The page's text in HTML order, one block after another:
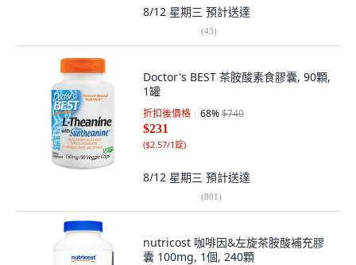
8/12 星期三 預計送達
(43)
Doctor's BEST 茶胺酸素食膠囊, 90顆,
1罐
折扣後價格 68%$740
$231
($2.57/1錠)
8/12 星期三 預計送達
(801)
nutricost 咖啡因&左旋茶胺酸補充膠
囊 100mg, 1個, 240顆